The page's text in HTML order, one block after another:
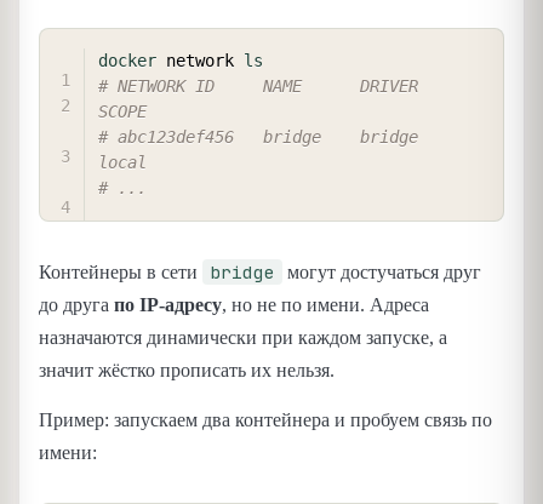
docker network ls
# NETWORK ID     NAME      DRIVER
SCOPE
# abc123def456   bridge    bridge
local
# ...
Контейнеры в сети bridge
могут достучаться друг
до друга по IP-адресу, но не по имени. Адреса
назначаются динамически при каждом запуске, а
значит жёстко прописать их нельзя.
Пример: запускаем два контейнера и пробуем связь по
имени: